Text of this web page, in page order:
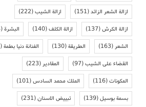
ازالة الشعر الزائد(151) ازالة الشيب(222)
ازالة الكرش(137) ازالة الكلف(140) البشرة(194)
الشعر(163) الطريقة(130) الفنانة دنيا بطمة(142)
القضاء على الشيب(97) المقادير(223)
المكونات(116) الملك محمد السادس(101)
بسمة بوسيل(139) تبييض الاسنان(231)